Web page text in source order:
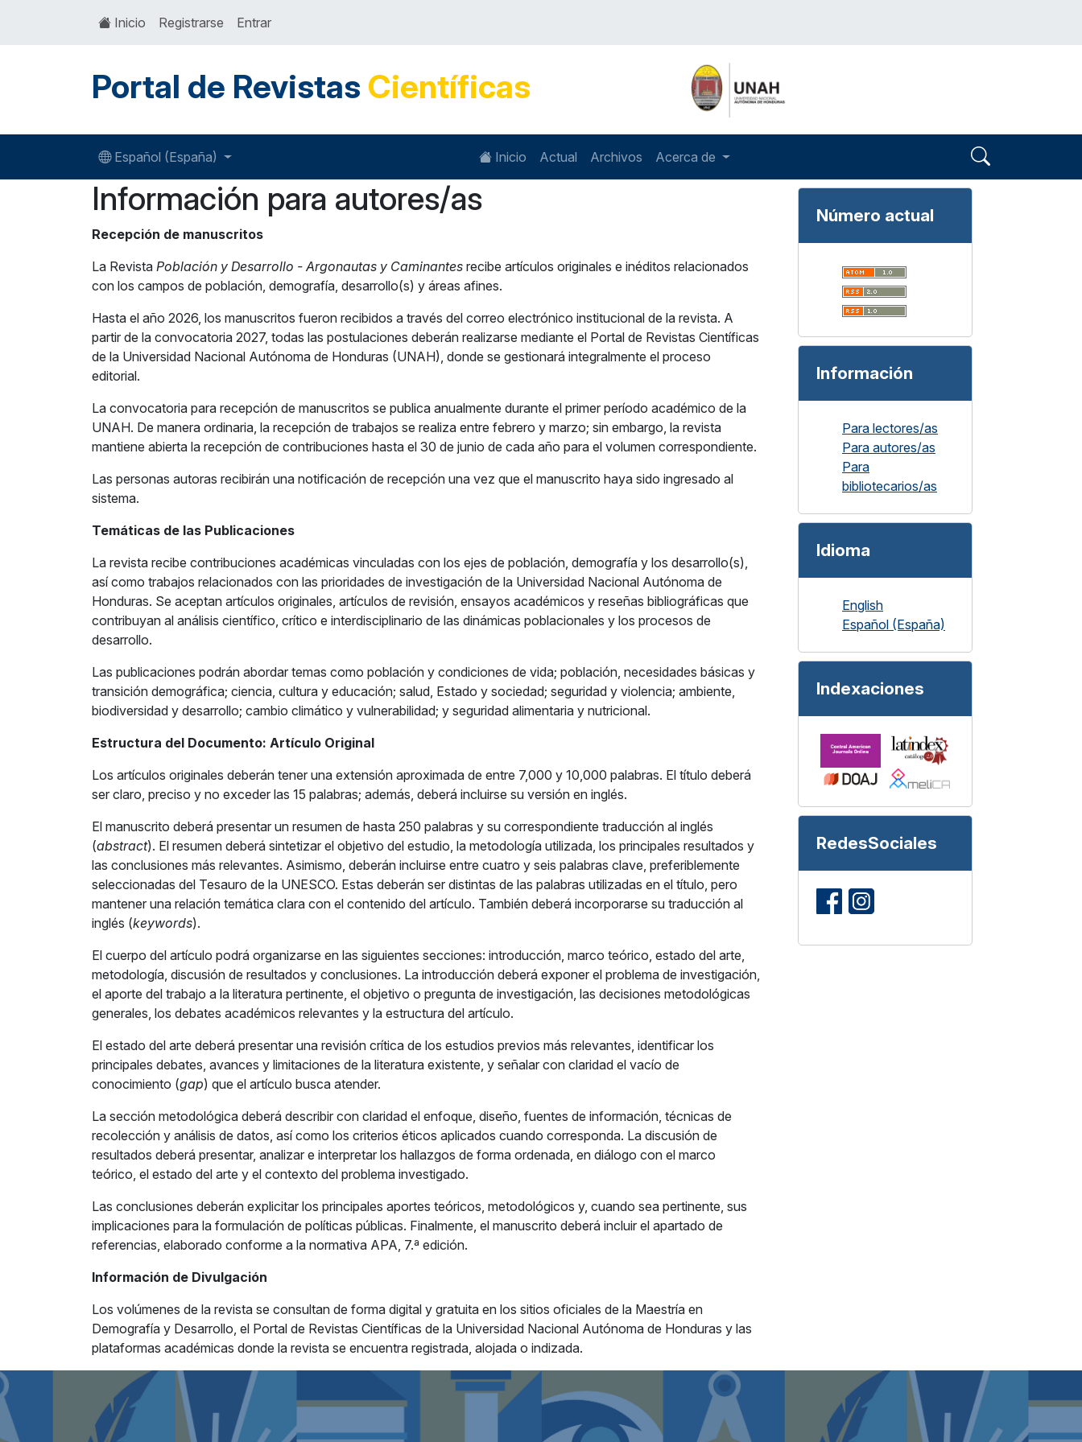
Inicio Registrarse Entrar
Portal de Revistas Científicas
Español (España) Inicio Actual Archivos Acerca de
Información para autores/as
Recepción de manuscritos
La Revista Población y Desarrollo - Argonautas y Caminantes recibe artículos originales e inéditos relacionados
con los campos de población, demografía, desarrollo(s) y áreas afines.
Hasta el año 2026, los manuscritos fueron recibidos a través del correo electrónico institucional de la revista. A
partir de la convocatoria 2027, todas las postulaciones deberán realizarse mediante el Portal de Revistas Científicas
de la Universidad Nacional Autónoma de Honduras (UNAH), donde se gestionará integralmente el proceso
editorial.
La convocatoria para recepción de manuscritos se publica anualmente durante el primer período académico de la
UNAH. De manera ordinaria, la recepción de trabajos se realiza entre febrero y marzo; sin embargo, la revista
mantiene abierta la recepción de contribuciones hasta el 30 de junio de cada año para el volumen correspondiente.
Las personas autoras recibirán una notificación de recepción una vez que el manuscrito haya sido ingresado al
sistema.
Temáticas de las Publicaciones
La revista recibe contribuciones académicas vinculadas con los ejes de población, demografía y los desarrollo(s),
así como trabajos relacionados con las prioridades de investigación de la Universidad Nacional Autónoma de
Honduras. Se aceptan artículos originales, artículos de revisión, ensayos académicos y reseñas bibliográficas que
contribuyan al análisis científico, crítico e interdisciplinario de las dinámicas poblacionales y los procesos de
desarrollo.
Las publicaciones podrán abordar temas como población y condiciones de vida; población, necesidades básicas y
transición demográfica; ciencia, cultura y educación; salud, Estado y sociedad; seguridad y violencia; ambiente,
biodiversidad y desarrollo; cambio climático y vulnerabilidad; y seguridad alimentaria y nutricional.
Estructura del Documento: Artículo Original
Los artículos originales deberán tener una extensión aproximada de entre 7,000 y 10,000 palabras. El título deberá
ser claro, preciso y no exceder las 15 palabras; además, deberá incluirse su versión en inglés.
El manuscrito deberá presentar un resumen de hasta 250 palabras y su correspondiente traducción al inglés
(abstract). El resumen deberá sintetizar el objetivo del estudio, la metodología utilizada, los principales resultados y
las conclusiones más relevantes. Asimismo, deberán incluirse entre cuatro y seis palabras clave, preferiblemente
seleccionadas del Tesauro de la UNESCO. Estas deberán ser distintas de las palabras utilizadas en el título, pero
mantener una relación temática clara con el contenido del artículo. También deberá incorporarse su traducción al
inglés (keywords).
El cuerpo del artículo podrá organizarse en las siguientes secciones: introducción, marco teórico, estado del arte,
metodología, discusión de resultados y conclusiones. La introducción deberá exponer el problema de investigación,
el aporte del trabajo a la literatura pertinente, el objetivo o pregunta de investigación, las decisiones metodológicas
generales, los debates académicos relevantes y la estructura del artículo.
El estado del arte deberá presentar una revisión crítica de los estudios previos más relevantes, identificar los
principales debates, avances y limitaciones de la literatura existente, y señalar con claridad el vacío de
conocimiento (gap) que el artículo busca atender.
La sección metodológica deberá describir con claridad el enfoque, diseño, fuentes de información, técnicas de
recolección y análisis de datos, así como los criterios éticos aplicados cuando corresponda. La discusión de
resultados deberá presentar, analizar e interpretar los hallazgos de forma ordenada, en diálogo con el marco
teórico, el estado del arte y el contexto del problema investigado.
Las conclusiones deberán explicitar los principales aportes teóricos, metodológicos y, cuando sea pertinente, sus
implicaciones para la formulación de políticas públicas. Finalmente, el manuscrito deberá incluir el apartado de
referencias, elaborado conforme a la normativa APA, 7.ª edición.
Información de Divulgación
Los volúmenes de la revista se consultan de forma digital y gratuita en los sitios oficiales de la Maestría en
Demografía y Desarrollo, el Portal de Revistas Científicas de la Universidad Nacional Autónoma de Honduras y las
plataformas académicas donde la revista se encuentra registrada, alojada o indizada.
Número actual
Información
Para lectores/as
Para autores/as
Para
bibliotecarios/as
Idioma
English
Español (España)
Indexaciones
RedesSociales